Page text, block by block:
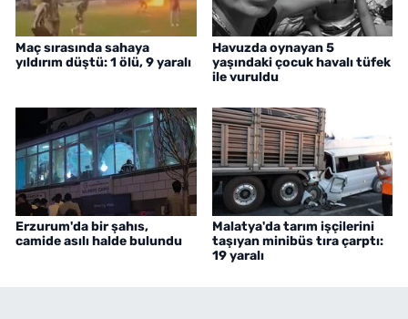
Maç sırasında sahaya
yıldırım düştü: 1 ölü, 9 yaralı
Havuzda oynayan 5
yaşındaki çocuk havalı tüfek
ile vuruldu
Erzurum'da bir şahıs,
camide asılı halde bulundu
Malatya'da tarım işçilerini
taşıyan minibüs tıra çarptı:
19 yaralı